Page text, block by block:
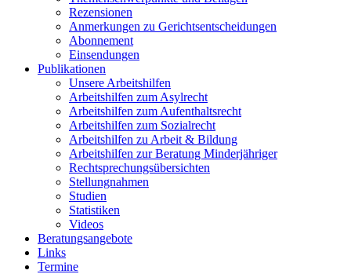
Rezensionen
Anmerkungen zu Gerichtsentscheidungen
Abonnement
Einsendungen
Publikationen
Unsere Arbeitshilfen
Arbeitshilfen zum Asylrecht
Arbeitshilfen zum Aufenthaltsrecht
Arbeitshilfen zum Sozialrecht
Arbeitshilfen zu Arbeit & Bildung
Arbeitshilfen zur Beratung Minderjähriger
Rechtsprechungsübersichten
Stellungnahmen
Studien
Statistiken
Videos
Beratungsangebote
Links
Termine